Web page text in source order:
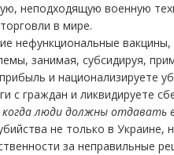
неподходящую военную
в мире.
нефункциональные
занимая, субсидируя,
и национализируете
с граждан и ликвидируете
люди должны отдавать
не только в Украине,
за неправильные